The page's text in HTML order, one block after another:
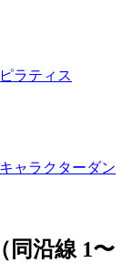
ピラティス
キャラクターダン
（同沿線 1〜